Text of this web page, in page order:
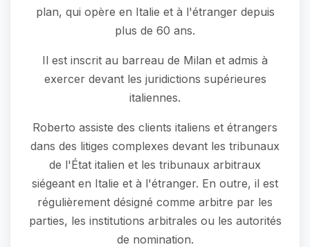
plan, qui opère en Italie et à l'étranger depuis
plus de 60 ans.
Il est inscrit au barreau de Milan et admis à
exercer devant les juridictions supérieures
italiennes.
Roberto assiste des clients italiens et étrangers
dans des litiges complexes devant les tribunaux
de l'État italien et les tribunaux arbitraux
siégeant en Italie et à l'étranger. En outre, il est
régulièrement désigné comme arbitre par les
parties, les institutions arbitrales ou les autorités
de nomination.